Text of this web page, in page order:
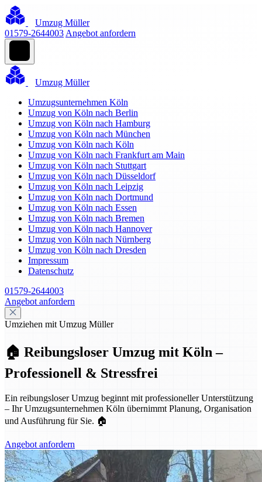
Umzug Müller
01579-2644003 Angebot anfordern
Umzug Müller
Umzugsunternehmen Köln
Umzug von Köln nach Berlin
Umzug von Köln nach Hamburg
Umzug von Köln nach München
Umzug von Köln nach Köln
Umzug von Köln nach Frankfurt am Main
Umzug von Köln nach Stuttgart
Umzug von Köln nach Düsseldorf
Umzug von Köln nach Leipzig
Umzug von Köln nach Dortmund
Umzug von Köln nach Essen
Umzug von Köln nach Bremen
Umzug von Köln nach Hannover
Umzug von Köln nach Nürnberg
Umzug von Köln nach Dresden
Impressum
Datenschutz
01579-2644003
Angebot anfordern
Umziehen mit Umzug Müller
🏠 Reibungsloser Umzug mit Köln –
Professionell & Stressfrei
Ein reibungsloser Umzug beginnt mit professioneller Unterstützung
– Ihr Umzugsunternehmen Köln übernimmt Planung, Organisation
und Ausführung für Sie. 🏠
Angebot anfordern